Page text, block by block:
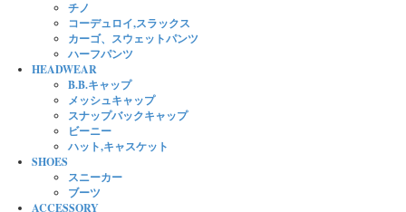
チノ
コーデュロイ,スラックス
カーゴ、スウェットパンツ
ハーフパンツ
HEADWEAR
B.B.キャップ
メッシュキャップ
スナップバックキャップ
ビーニー
ハット,キャスケット
SHOES
スニーカー
ブーツ
ACCESSORY